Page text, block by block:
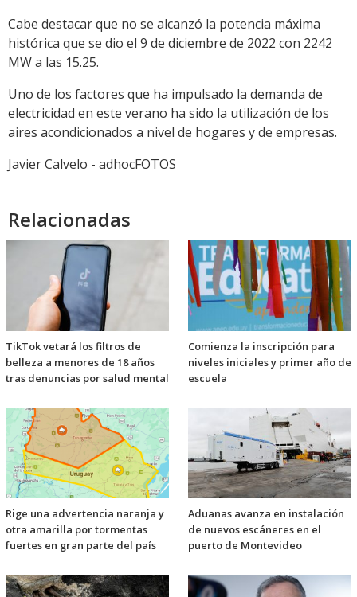
Cabe destacar que no se alcanzó la potencia máxima
histórica que se dio el 9 de diciembre de 2022 con 2242
MW a las 15.25.
Uno de los factores que ha impulsado la demanda de
electricidad en este verano ha sido la utilización de los
aires acondicionados a nivel de hogares y de empresas.
Javier Calvelo - adhocFOTOS
Relacionadas
TikTok vetará los filtros de
belleza a menores de 18 años
tras denuncias por salud mental
Comienza la inscripción para
niveles iniciales y primer año de
escuela
Rige una advertencia naranja y
otra amarilla por tormentas
fuertes en gran parte del país
Aduanas avanza en instalación
de nuevos escáneres en el
puerto de Montevideo